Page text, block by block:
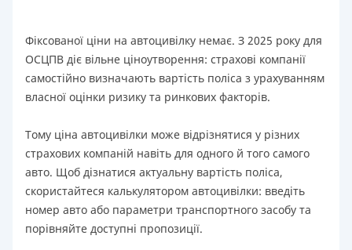
Фіксованої ціни на автоцивілку немає. З 2025 року для
ОСЦПВ діє вільне ціноутворення: страхові компанії
самостійно визначають вартість поліса з урахуванням
власної оцінки ризику та ринкових факторів.
Тому ціна автоцивілки може відрізнятися у різних
страхових компаній навіть для одного й того самого
авто. Щоб дізнатися актуальну вартість поліса,
скористайтеся калькулятором автоцивілки: введіть
номер авто або параметри транспортного засобу та
порівняйте доступні пропозиції.